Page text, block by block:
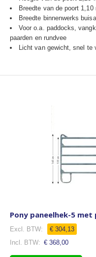
Breedte van de poort 1,10
Breedte binnenwerks
Voor o.a. paddocks,
paarden en rundvee
Licht van gewicht, snel te
Pony paneelhek-5
€ 304,13
€ 368,00